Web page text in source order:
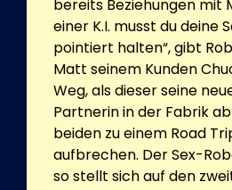
bereits Beziehungen mit
einer K.I. musst du deine
pointiert halten“, gibt
Matt seinem Kunden
Weg, als dieser seine
Partnerin in der Fabrik
beiden zu einem Road
aufbrechen. Der Sex-
so stellt sich auf den